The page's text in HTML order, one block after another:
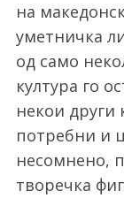
на
уметничка
од само
култура го
некои други
потребни и
несомнено,
творечка